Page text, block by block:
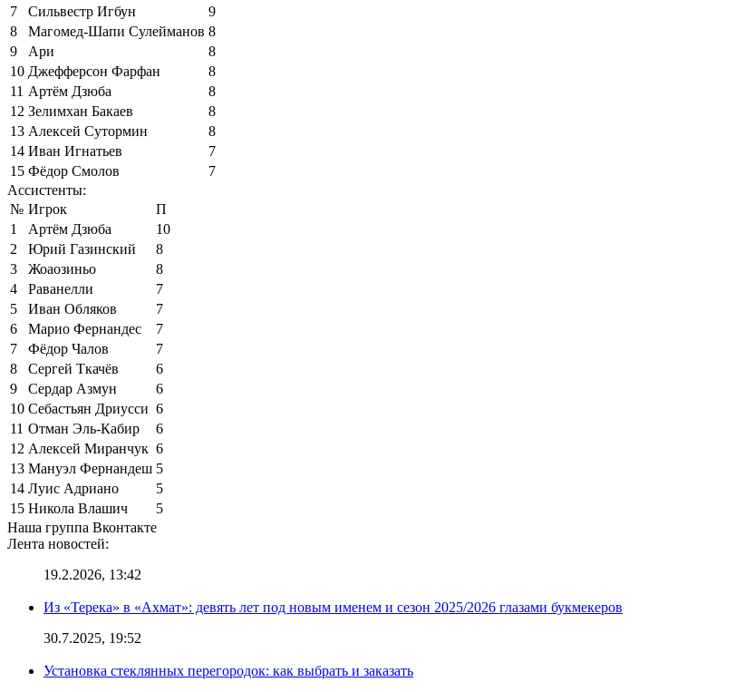
7
Сильвестр Игбун
9
8
Магомед-Шапи Сулейманов 8
9
Ари
8
10 Джефферсон Фарфан
8
11 Артём Дзюба
8
12 Зелимхан Бакаев
8
13 Алексей Сутормин
8
14 Иван Игнатьев
7
15 Фёдор Смолов
7
Ассистенты:
№ Игрок
П
1
Артём Дзюба
10
2
Юрий Газинский
8
3
Жоаозиньо
8
4
Раванелли
7
5
Иван Обляков
7
6
Марио Фернандес
7
7
Фёдор Чалов
7
8
Сергей Ткачёв
6
9
Сердар Азмун
6
10 Себастьян Дриусси 6
11 Отман Эль-Кабир
6
12 Алексей Миранчук 6
13 Мануэл Фернандеш 5
14 Луис Адриано
5
15 Никола Влашич
5
Наша группа Вконтакте
Лента новостей:
19.2.2026, 13:42
Из «Терека» в «Ахмат»: девять лет под новым именем и сезон 2025/2026 глазами букмекеров
30.7.2025, 19:52
Установка стеклянных перегородок: как выбрать и заказать